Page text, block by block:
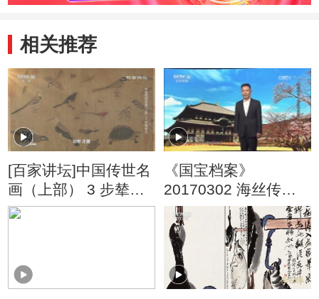
相关推荐
[百家讲坛]中国传世名
画（上部） 3 步辇疑
云 中国画的分类
《国宝档案》
20170302 海丝传奇
——东渡的匠师